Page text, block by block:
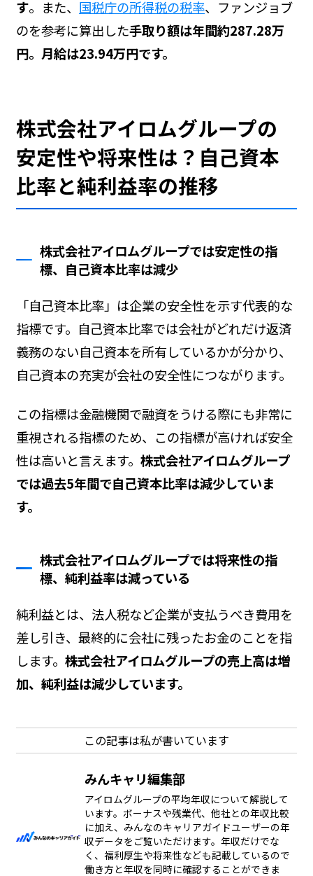
す。また、 国税庁の所得税の税率、ファンジョブ
のを参考に算出した手取り額は年間約287.28万
円。月給は23.94万円です。
株式会社アイロムグループの
安定性や将来性は？自己資本
比率と純利益率の推移
株式会社アイロムグループでは安定性の指
標、自己資本比率は減少
「自己資本比率」は企業の安全性を示す代表的な
指標です。自己資本比率では会社がどれだけ返済
義務のない自己資本を所有しているかが分かり、
自己資本の充実が会社の安全性につながります。
この指標は金融機関で融資をうける際にも非常に
重視される指標のため、この指標が高ければ安全
性は高いと言えます。 株式会社アイロムグループ
では過去5年間で自己資本比率は減少していま
す。
株式会社アイロムグループでは将来性の指
標、純利益率は減っている
純利益とは、法人税など企業が支払うべき費用を
差し引き、最終的に会社に残ったお金のことを指
します。 株式会社アイロムグループの売上高は増
加、純利益は減少しています。
この記事は私が書いています
みんキャリ編集部
アイロムグループの平均年収について解説して
います。ボーナスや残業代、他社との年収比較
に加え、みんなのキャリアガイドユーザーの年
収データをご覧いただけます。年収だけでな
く、福利厚生や将来性なども記載しているので
働き方と年収を同時に確認することができま